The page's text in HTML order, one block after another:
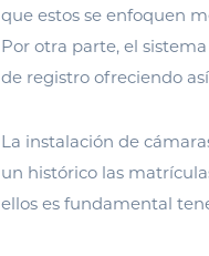
que estos se enfoquen
Por otra parte, el
de registro ofreciendo
La instalación de
un histórico las
ellos es fundamental